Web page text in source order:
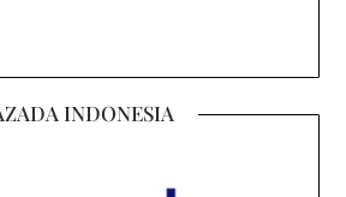
INDONESIA